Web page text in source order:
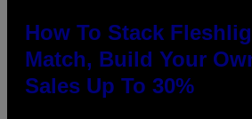
How To Stack
Match, Build Your
Sales Up To 30%